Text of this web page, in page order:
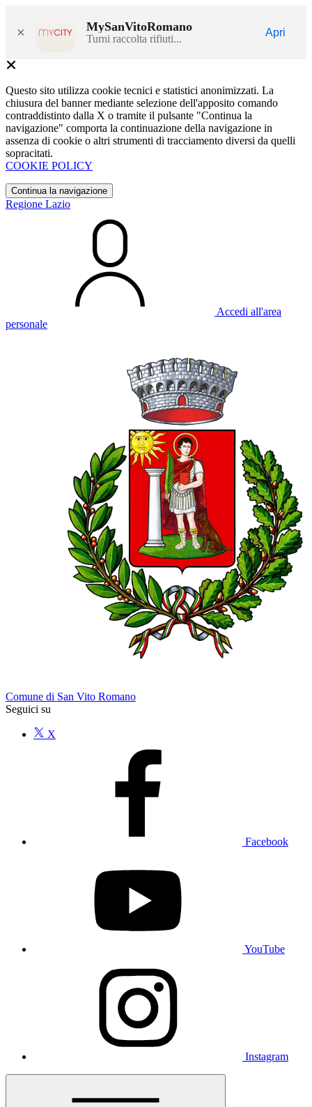
× MySanVitoRomano
Turni raccolta rifiuti...
Apri
Questo sito utilizza cookie tecnici e statistici anonimizzati. La
chiusura del banner mediante selezione dell'apposito comando
contraddistinto dalla X o tramite il pulsante "Continua la
navigazione" comporta la continuazione della navigazione in
assenza di cookie o altri strumenti di tracciamento diversi da quelli
sopracitati.
COOKIE POLICY
Continua la navigazione
Regione Lazio
Accedi all'area
personale
Comune di San Vito Romano
Seguici su
X
Facebook
YouTube
Instagram